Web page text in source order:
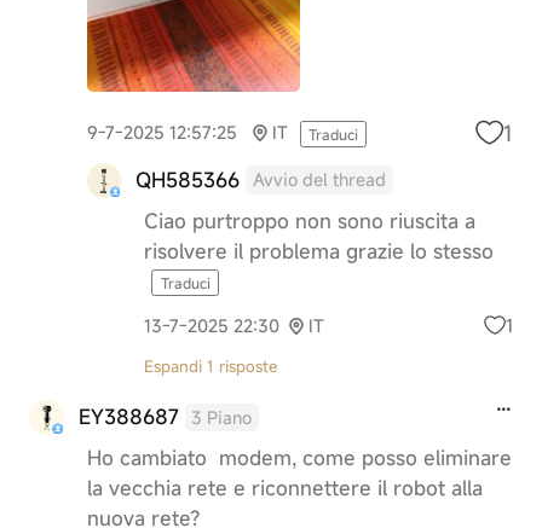
9-7-2025 12:57:25 IT Traduci 1
QH585366 Avvio del thread
Ciao purtroppo non sono riuscita a
risolvere il problema grazie lo stesso
Traduci
13-7-2025 22:30 IT 1
Espandi 1 risposte
EY388687 3 Piano
Ho cambiato modem, come posso eliminare
la vecchia rete e riconnettere il robot alla
nuova rete?